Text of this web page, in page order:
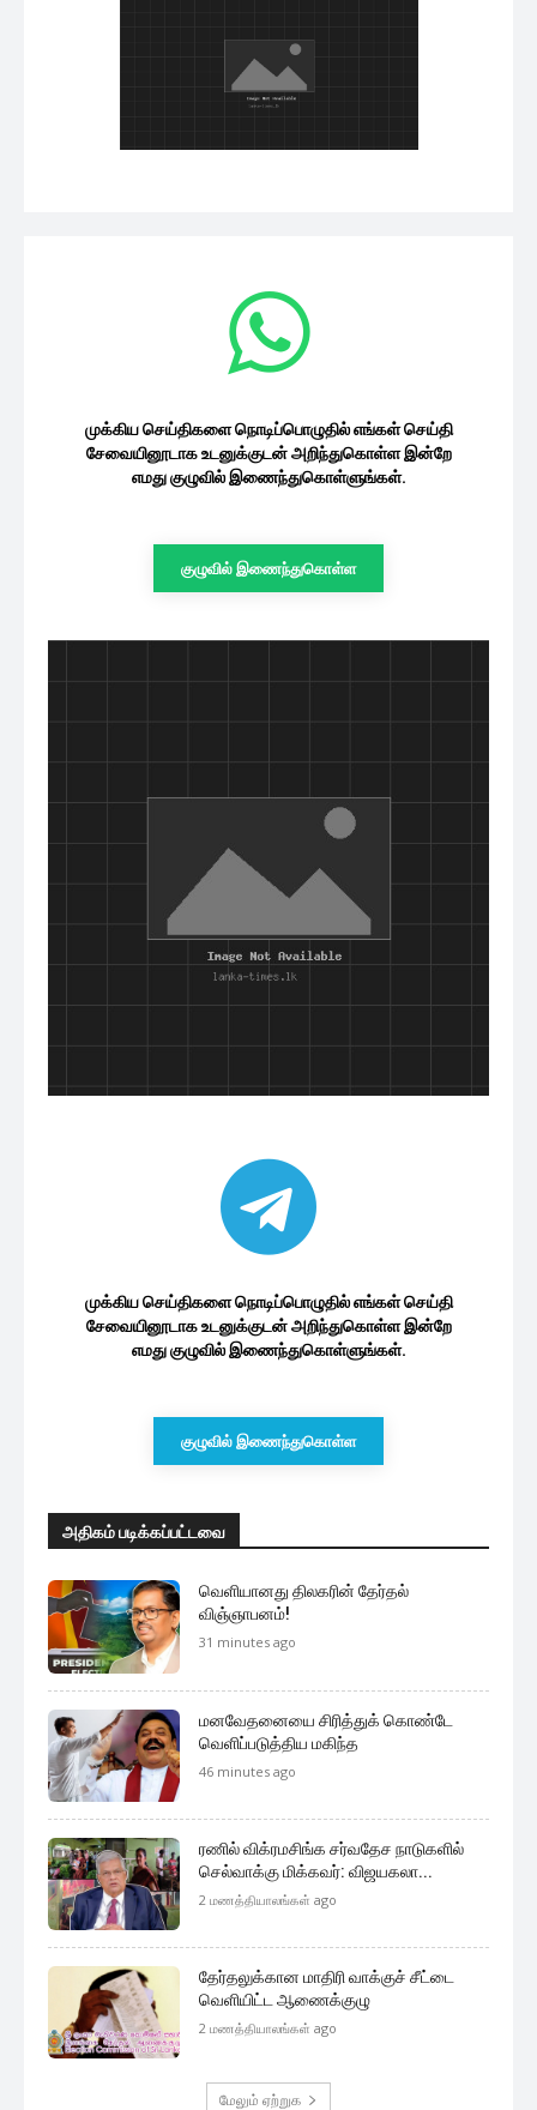
முக்கிய செய்திகளை நொடிப்பொழுதில் எங்கள் செய்தி
சேவையினூடாக உடனுக்குடன் அறிந்துகொள்ள இன்றே
எமது குழுவில் இணைந்துகொள்ளுங்கள்.
குழுவில் இணைந்துகொள்ள
முக்கிய செய்திகளை நொடிப்பொழுதில் எங்கள் செய்தி
சேவையினூடாக உடனுக்குடன் அறிந்துகொள்ள இன்றே
எமது குழுவில் இணைந்துகொள்ளுங்கள்.
குழுவில் இணைந்துகொள்ள
அதிகம் படிக்கப்பட்டவை
வெளியானது திலகரின் தேர்தல்
விஞ்ஞாபனம்!
31 minutes ago
மனவேதனையை சிரித்துக் கொண்டே
வெளிப்படுத்திய மகிந்த
46 minutes ago
ரணில் விக்ரமசிங்க சர்வதேச நாடுகளில்
செல்வாக்கு மிக்கவர்: விஜயகலா...
2 மணத்தியாலங்கள் ago
தேர்தலுக்கான மாதிரி வாக்குச் சீட்டை
வெளியிட்ட ஆணைக்குழு
2 மணத்தியாலங்கள் ago
மேலும் ஏற்றுக